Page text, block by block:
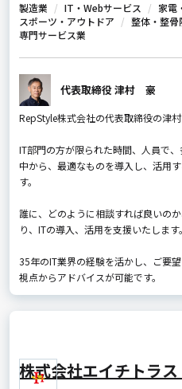
製造業
IT・Webサービス
家電
スポーツ・アウトドア
整体・整骨
専門サービス業
代表取締役 津村 豪
RepStyle株式会社の代表取締役の津村
IT部門の方が限られた時間、人員で
中から、最適なものを導入し、活用
す。
誰に、どのように相談すれば良いの
り、ITの導入、活用を支援いたします。
35年のIT業界の経験を活かし、ご要
視点からアドバイスが可能です。
株式会社エイチトラス